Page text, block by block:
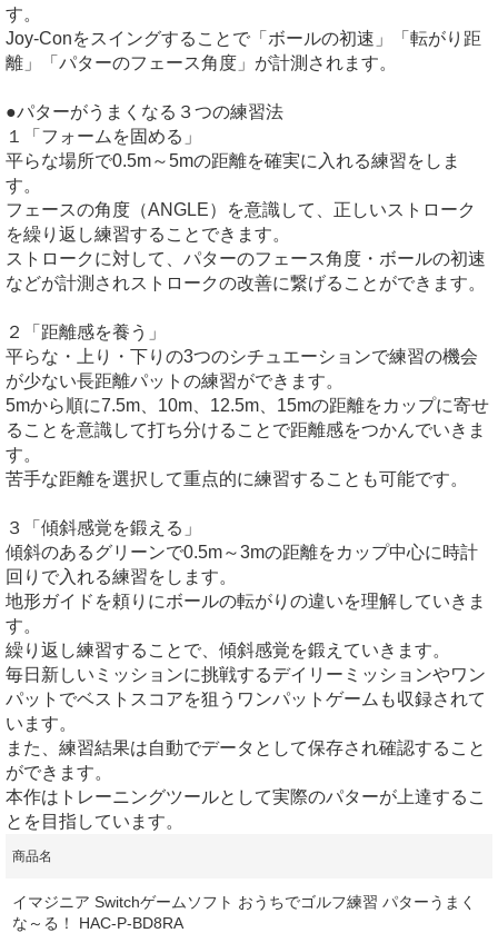
す。
Joy-Conをスイングすることで「ボールの初速」「転がり距
離」「パターのフェース角度」が計測されます。
●パターがうまくなる３つの練習法
１「フォームを固める」
平らな場所で0.5m～5mの距離を確実に入れる練習をしま
す。
フェースの角度（ANGLE）を意識して、正しいストローク
を繰り返し練習することできます。
ストロークに対して、パターのフェース角度・ボールの初速
などが計測されストロークの改善に繋げることができます。
２「距離感を養う」
平らな・上り・下りの3つのシチュエーションで練習の機会
が少ない長距離パットの練習ができます。
5mから順に7.5m、10m、12.5m、15mの距離をカップに寄せ
ることを意識して打ち分けることで距離感をつかんでいきま
す。
苦手な距離を選択して重点的に練習することも可能です。
３「傾斜感覚を鍛える」
傾斜のあるグリーンで0.5m～3mの距離をカップ中心に時計
回りで入れる練習をします。
地形ガイドを頼りにボールの転がりの違いを理解していきま
す。
繰り返し練習することで、傾斜感覚を鍛えていきます。
毎日新しいミッションに挑戦するデイリーミッションやワン
パットでベストスコアを狙うワンパットゲームも収録されて
います。
また、練習結果は自動でデータとして保存され確認すること
ができます。
本作はトレーニングツールとして実際のパターが上達するこ
とを目指しています。
商品名
イマジニア Switchゲームソフト おうちでゴルフ練習 パターうまく
な～る！ HAC-P-BD8RA